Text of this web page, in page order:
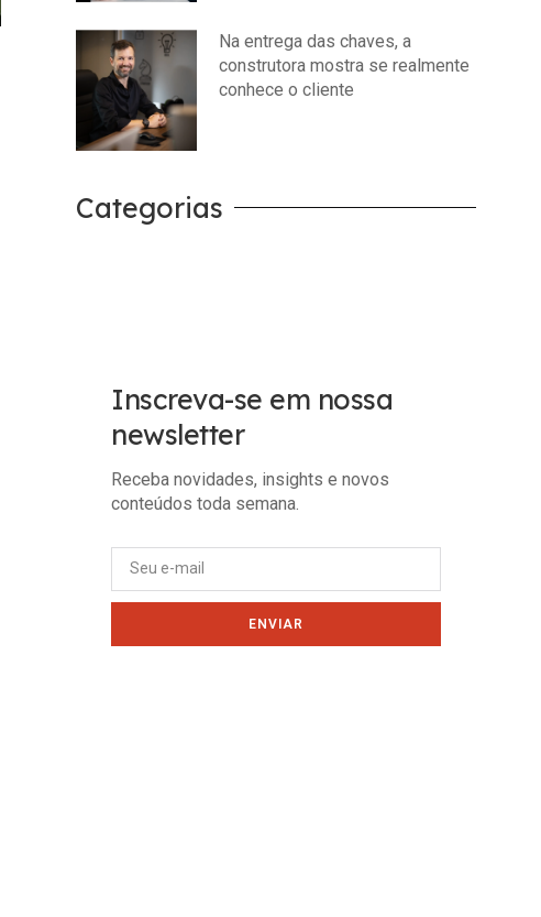
Na entrega das chaves, a
construtora mostra se realmente
conhece o cliente
Categorias
Inscreva-se em nossa
newsletter
Receba novidades, insights e novos
conteúdos toda semana.
ENVIAR